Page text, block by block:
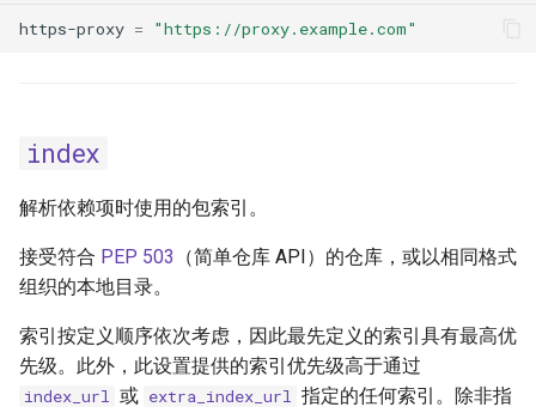
https-proxy = "https://proxy.example.com"
index
解析依赖项时使用的包索引。
接受符合 PEP 503
（简单仓库 API）的仓库，或以相同格式
组织的本地目录。
索引按定义顺序依次考虑，因此最先定义的索引具有最高优
先级。此外，此设置提供的索引优先级高于通过
index_url 或 extra_index_url 指定的任何索引。除非指